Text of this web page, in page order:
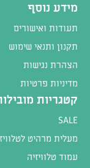
מידע נוסף
תעודות ואישורים
תקנון ותנאי שימוש
הצהרת נגישות
מדיניות פרטיות
קטגריות
SALE
מעלית מרהיט
עמוד טלוויזיה